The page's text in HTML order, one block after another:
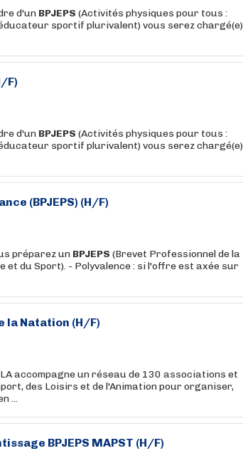
d'un BPJEPS (Activités physiques pour tous :
sportif plurivalent) vous serez chargé(e)
F)
d'un BPJEPS (Activités physiques pour tous :
sportif plurivalent) vous serez chargé(e)
(BPJEPS) (H/F)
préparez un BPJEPS (Brevet Professionnel de la
et du Sport). - Polyvalence : si l'offre est axée sur
la Natation (H/F)
accompagne un réseau de 130 associations et
des Loisirs et de l'Animation pour organiser,
...
BPJEPS MAPST (H/F)